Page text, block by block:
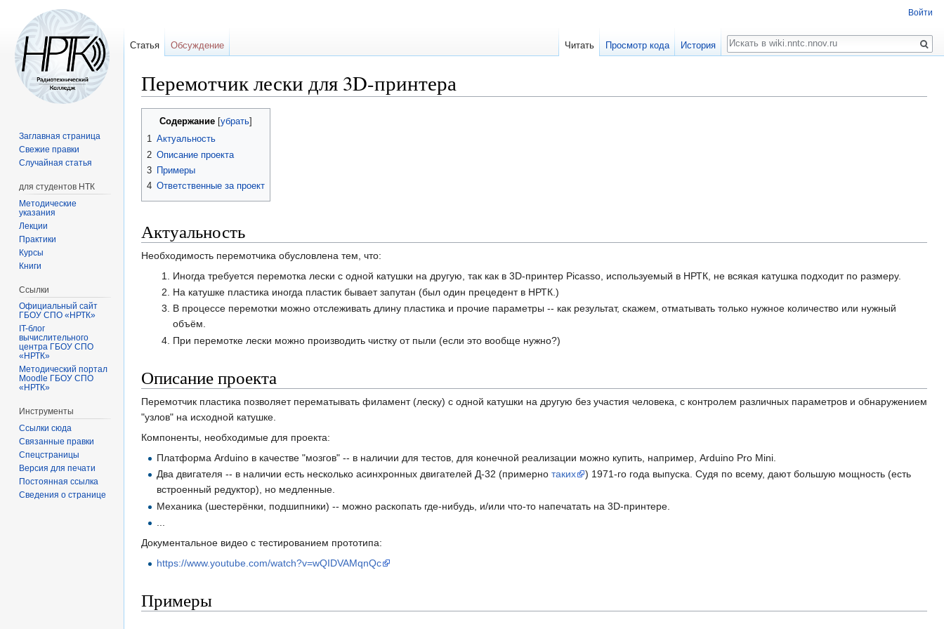
Перемотчик лески для 3D-принтера
Перейти
навигации
Перейти
Содержание
1 Актуальность
2 Описание проекта
3 Примеры
4 Ответственные за проект
Актуальность
Необходимость перемотчика обусловлена тем, что:
Иногда требуется перемотка лески с одной катушки на другую, так как в 3D-принтер Picasso, используемый в НРТК, не всякая катушка подходит по размеру.
На катушке пластика иногда пластик бывает запутан (был один прецедент в НРТК.)
В процессе перемотки можно отслеживать длину пластика и прочие параметры -- как результат, скажем, отматывать только нужное количество или нужный
объём.
При перемотке лески можно производить чистку от пыли (если это вообще нужно?)
Описание проекта
Перемотчик пластика позволяет перематывать филамент (леску) с одной катушки на другую без участия человека, с контролем различных параметров и обнаружением
"узлов" на исходной катушке.
Компоненты, необходимые для проекта:
Платформа Arduino в качестве "мозгов" -- в наличии для тестов, для конечной реализации можно купить, например, Arduino Pro Mini.
Два двигателя -- в наличии есть несколько асинхронных двигателей Д-32 (примернотаких
) 1971-го года выпуска. Судя по всему, дают большую мощность (есть
встроенный редуктор), но медленные.
Механика (шестерёнки, подшипники) -- можно раскопать где-нибудь, и/или что-то напечатать на 3D-принтере.
Документальное видео с тестированием прототипа:
https://www.youtube.com/watch?v=wQIDVAMqnQc
Примеры
Войти
Статья Обсуждение Читать Просмотр кода История
Поиск
Заглавная страница
Свежие правки
Случайная статья
для студентов НТК
Методические
указания
Лекции
Практики
Курсы
Книги
Ссылки
Официальный сайт
ГБОУ СПО «НРТК»
IT-блог
вычислительного
центра ГБОУ СПО
«НРТК»
Методический портал
Moodle ГБОУ СПО
«НРТК»
Инструменты
Ссылки сюда
Связанные правки
Спецстраницы
Версия для печати
Постоянная ссылка
Сведения о странице